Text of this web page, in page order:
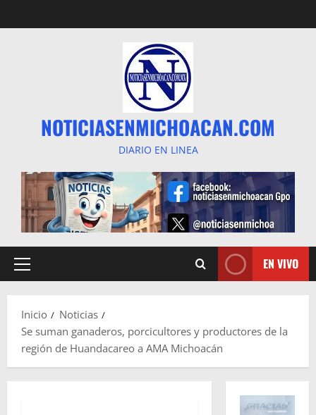
al
NOTICIASENMICHOACAN.COM
DIARIO EN LINEA
Menú
EN VIVO
Inicio
Noticias
Se suman ganaderos, porcicultores y productores de la
región de Huandacareo a AMA Michoacán